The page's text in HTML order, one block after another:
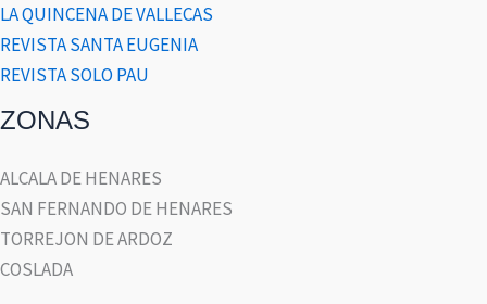
LA QUINCENA DE VALLECAS
REVISTA SANTA EUGENIA
REVISTA SOLO PAU
ZONAS
ALCALA DE HENARES
SAN FERNANDO DE HENARES
TORREJON DE ARDOZ
COSLADA